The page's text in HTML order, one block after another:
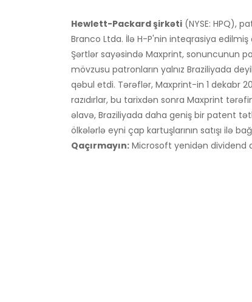
Hewlett-Packard şirkəti (NYSE: HPQ),
Branco Ltda. İlə H-P'nin inteqrasiya edilmiş
Şərtlər sayəsində Maxprint, sonuncunun
mövzusu patronların yalnız Braziliyada
qəbul etdi. Tərəflər, Maxprint-in 1 dekabr
razıdırlar, bu tarixdən sonra Maxprint
əlavə, Braziliyada daha geniş bir patent
ölkələrlə eyni çap kartuşlarının satışı ilə
Qaçırmayın: Microsoft yenidən dividend